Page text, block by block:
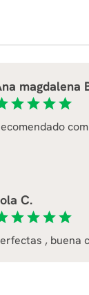
magdalena
starstarstarstar
C.
starstarstarstar
, buena